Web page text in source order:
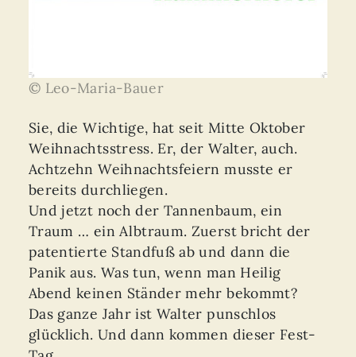
© Leo-Maria-Bauer
Sie, die Wichtige, hat seit Mitte Oktober
Weihnachtsstress. Er, der Walter, auch.
Achtzehn Weihnachtsfeiern musste er
bereits durchliegen.
Und jetzt noch der Tannenbaum, ein
Traum … ein Albtraum. Zuerst bricht der
patentierte Standfuß ab und dann die
Panik aus. Was tun, wenn man Heilig
Abend keinen Ständer mehr bekommt?
Das ganze Jahr ist Walter punschlos
glücklich. Und dann kommen dieser Fest-